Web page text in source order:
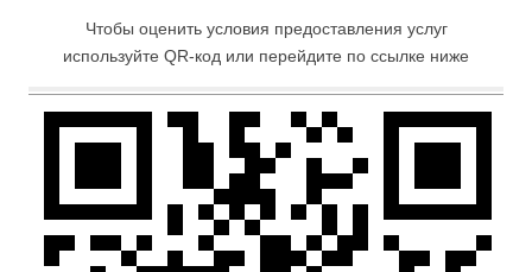
Чтобы оценить условия предоставления услуг
используйте QR-код или перейдите по ссылке ниже